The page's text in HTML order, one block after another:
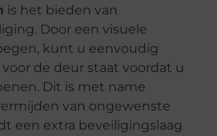
is het bieden van
Door een visuele
kunt u eenvoudig
de deur staat voordat u
Dit is met name
van ongewenste
een extra beveiligingslaag